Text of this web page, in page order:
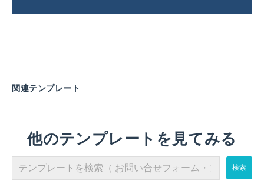
関連テンプレート
他のテンプレートを見てみる